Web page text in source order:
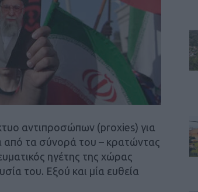
αντιπροσώπων (proxies) για
από τα σύνορά του – κρατώντας
ηγέτης της χώρας
του. Εξού και μία ευθεία